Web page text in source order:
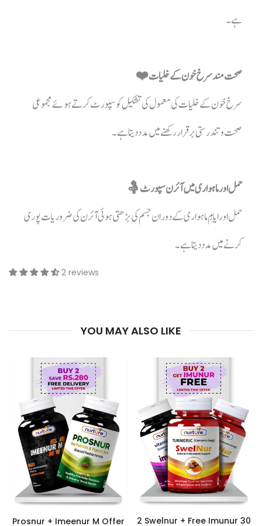
ہے۔
صحت مند سرخ خون کے خلیات ❤️
سرخ خون کے خلیات کی معمول کی تشکیل کو سپورٹ کرتے ہوئے مجموعی
صحت و تندرستی برقرار رکھنے میں مدد دیتا ہے۔
حمل اور ماہواری میں آئرن سپورٹ 🤱
حمل اور ایامِ ماہواری کے دوران جسم کی بڑھتی ہوئی آئرن کی ضروریات پوری
کرنے میں مدد دیتا ہے۔
2 reviews
YOU MAY ALSO LIKE
Prosnur + Imeenur M Offer
2 Swelnur + Free Imunur 30